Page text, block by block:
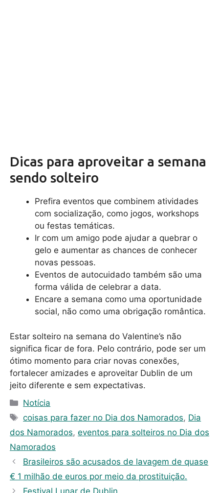
Dicas para aproveitar a semana
sendo solteiro
Prefira eventos que combinem atividades
com socialização, como jogos, workshops
ou festas temáticas.
Ir com um amigo pode ajudar a quebrar o
gelo e aumentar as chances de conhecer
novas pessoas.
Eventos de autocuidado também são uma
forma válida de celebrar a data.
Encare a semana como uma oportunidade
social, não como uma obrigação romântica.
Estar solteiro na semana do Valentine’s não
significa ficar de fora. Pelo contrário, pode ser um
ótimo momento para criar novas conexões,
fortalecer amizades e aproveitar Dublin de um
jeito diferente e sem expectativas.
C
a
e
g
o
r
i
Notícia
T
a
s
coisas para fazer no Dia dos Namorados, Dia
dos Namorados, eventos para solteiros no Dia dos
Namorados
Brasileiros são acusados ​​de lavagem de quase
€ 1 milhão de euros por meio da prostituição.